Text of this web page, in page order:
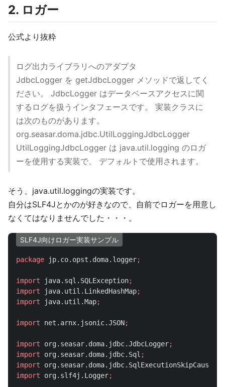
2. ロガー
公式より抜粋
ログ出力ライブラリへのアダプタ
JdbcLogger を getJdbcLogger メソッドで返してく
ださい。 JdbcLogger はデータベースアクセスに関
するログを扱うインタフェースです。 実装クラスに
は次のものがあります。
org.seasar.doma.jdbc.UtilLoggingJdbcLogger
UtilLoggingJdbcLogger は java.util.logging のロガ
ーを使用する実装で、 デフォルトで使用されます。
そう、java.util.loggingの実装です。
自分はSLF4Jとかのが好きなので、自前でロガーを用意し
なくてはなりませんでした・・・。
SLF4J向けロガー実装サンプル
package jp.co.opst.doma.logger;
import java.sql.SQLException;
import
java.util.LinkedHashMap;
import
java.util.Map;
import net.arnx.jsonic.JSON;
import org.seasar.doma.jdbc.JdbcLogger;
import
org.seasar.doma.jdbc.Sql ;
import
org.seasar.doma.jdbc.SqlExecutionSkipCause
import
org.slf4j.Logger;